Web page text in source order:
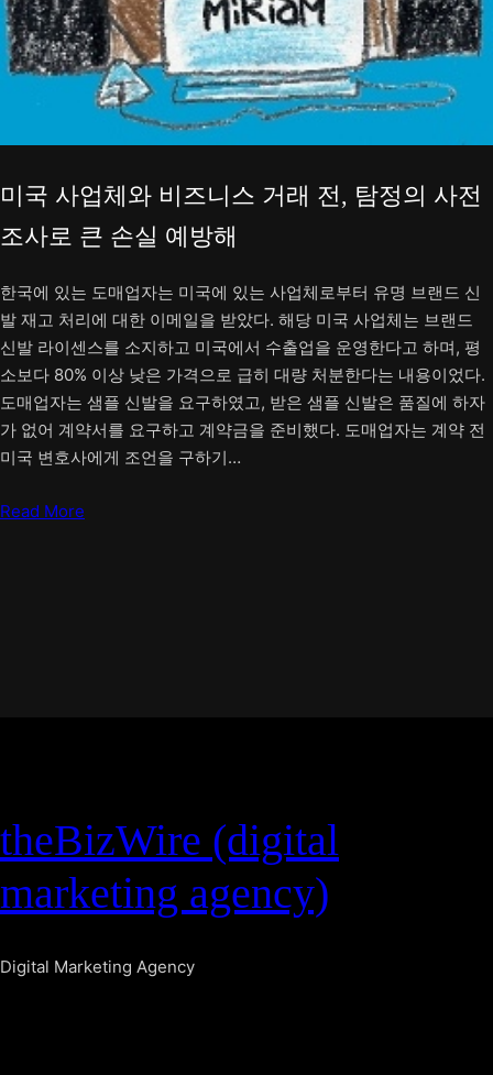
미국 사업체와 비즈니스 거래 전, 탐정의 사전
조사로 큰 손실 예방해
한국에 있는 도매업자는 미국에 있는 사업체로부터 유명 브랜드 신
발 재고 처리에 대한 이메일을 받았다. 해당 미국 사업체는 브랜드
신발 라이센스를 소지하고 미국에서 수출업을 운영한다고 하며, 평
소보다 80% 이상 낮은 가격으로 급히 대량 처분한다는 내용이었다.
도매업자는 샘플 신발을 요구하였고, 받은 샘플 신발은 품질에 하자
가 없어 계약서를 요구하고 계약금을 준비했다. 도매업자는 계약 전
미국 변호사에게 조언을 구하기…
Read More
theBizWire (digital
marketing agency)
Digital Marketing Agency